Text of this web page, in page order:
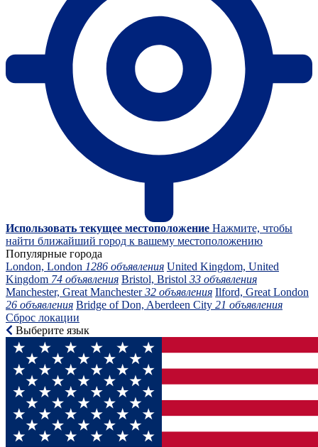
Использовать текущее местоположение Нажмите, чтобы
найти ближайший город к вашему местоположению
Популярные города
London, London 1286 объявления United Kingdom, United
Kingdom 74 объявления Bristol, Bristol 33 объявления
Manchester, Great Manchester32 объявления Ilford, Great London
26 объявления Bridge of Don, Aberdeen City 21 объявления
Сброс локации
Выберите язык